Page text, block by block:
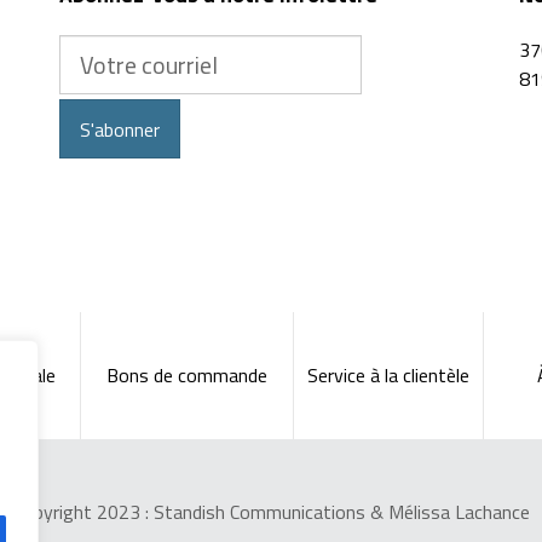
courriel
S'abonner
Bons de commande Service à la clientèle
Copyright 2023 : Standish Communications & Mélissa Lachance